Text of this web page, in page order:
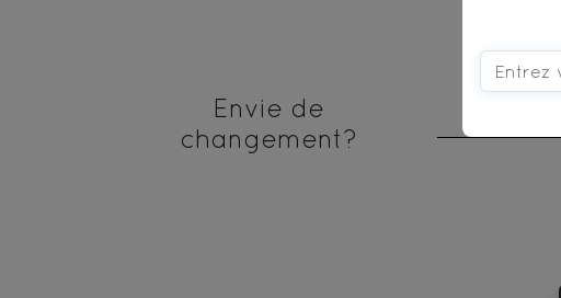
Envie de
changement?